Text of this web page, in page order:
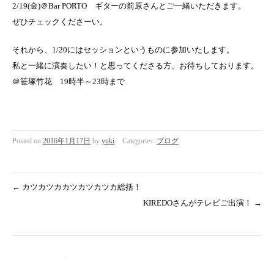
2/19(金)＠Bar PORTO ギターの前原さんとご一緒いただきます。
ぜひチェックくださーい。
それから、1/20にはセッションというものに参加いたします。
私と一緒に演奏したい！と思ってくださる方、お待ちしております。
＠笹塚竹花 19時半～23時まで
Posted on 2016年1月17日 by yuki Categories: ブログ
← カツカツカカツカツカツカ総括！
KIREDOさんがテレビご出演！
→